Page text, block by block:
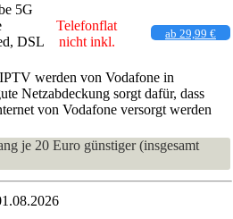
5G
DSL
Telefonflat
nicht inkl.
ab 29,99 €
werden von Vodafone in
Netzabdeckung sorgt dafür, dass
von Vodafone versorgt werden
je 20 Euro günstiger (insgesamt